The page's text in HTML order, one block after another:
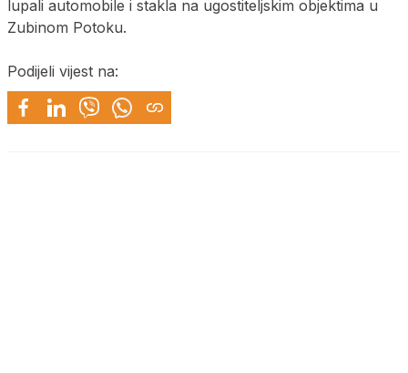
lupali automobile i stakla na ugostiteljskim objektima u
Zubinom Potoku.
Podijeli vijest na: